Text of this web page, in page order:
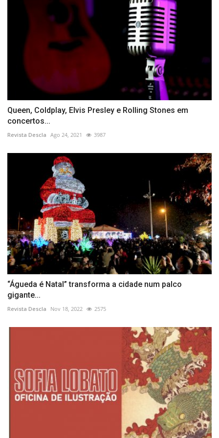
Queen, Coldplay, Elvis Presley e Rolling Stones em
concertos...
Revista Descla Ago 24, 2021 3987
“Águeda é Natal” transforma a cidade num palco
gigante...
Revista Descla Nov 18, 2022 2575